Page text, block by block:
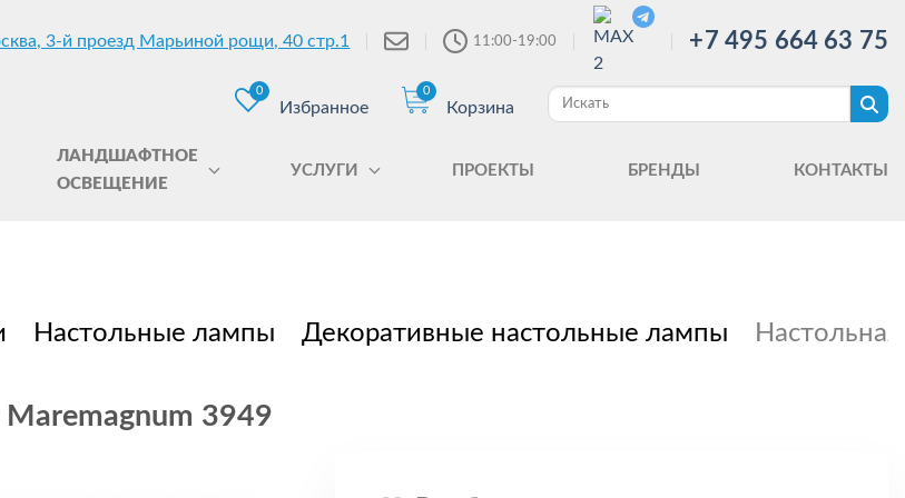
3-й проезд Марьиной рощи, 40 стр.1 11:00-19:00 +7 495 664 63 75
0
Избранное
0
Корзина
ЛАНДШАФТНОЕ
ОСВЕЩЕНИЕ
УСЛУГИ ПРОЕКТЫ БРЕНДЫ КОНТАКТЫ
Настольные лампы Декоративные настольные лампы
3949